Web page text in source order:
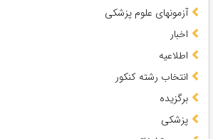
آزمونهای علوم پزشکی
اخبار
اطلاعیه
انتخاب رشته کنکور
برگزیده
پزشکی